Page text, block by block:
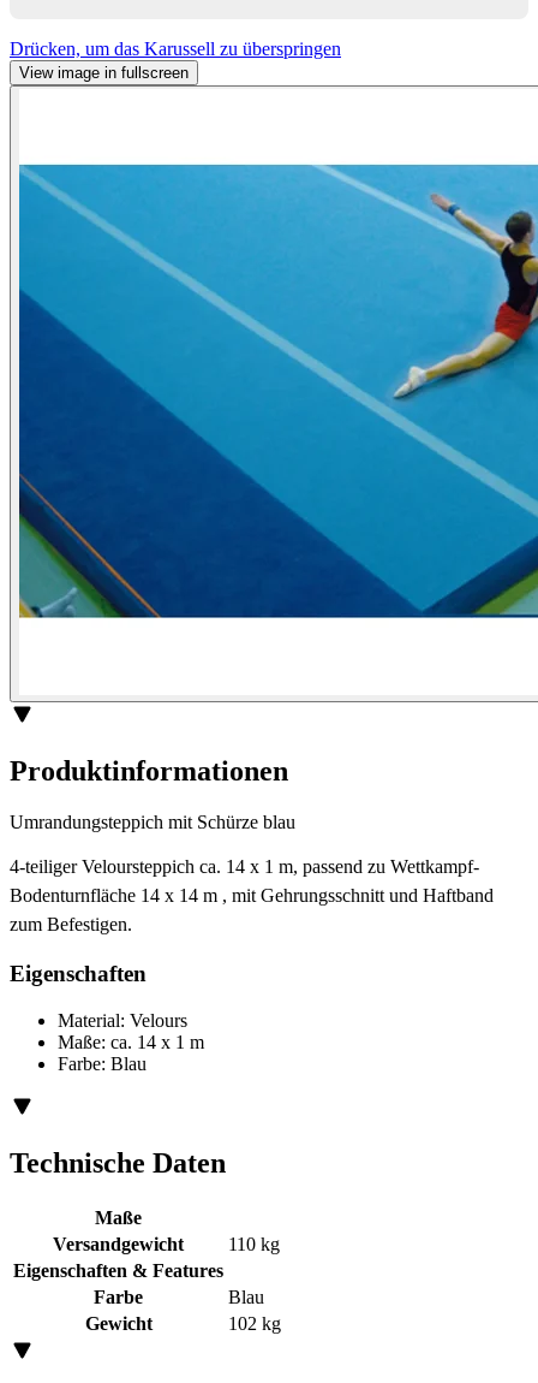
Drücken, um das Karussell zu überspringen
View image in fullscreen
Produktinformationen
Umrandungsteppich mit Schürze blau
4-teiliger Veloursteppich ca. 14 x 1 m, passend zu Wettkampf-
Bodenturnfläche 14 x 14 m , mit Gehrungsschnitt und Haftband
zum Befestigen.
Eigenschaften
Material: Velours
Maße: ca. 14 x 1 m
Farbe: Blau
Technische Daten
Maße
Versandgewicht
110 kg
Eigenschaften & Features
Farbe
Blau
Gewicht
102 kg